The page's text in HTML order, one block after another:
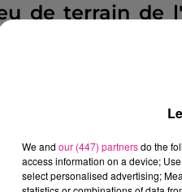
de terrain de
pour �tre
Germain
È.
È
On ne
5-0 contre le
wp-content/uploads/
We and our (447) partnersdo the
access information on a device;
select personalised advertising;